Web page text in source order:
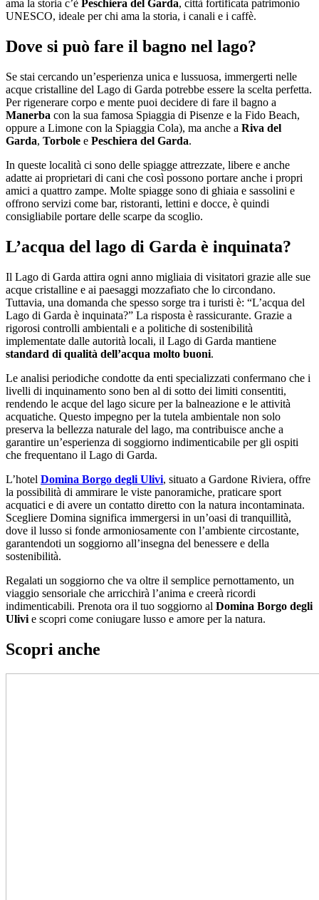
ama la storia c’è Peschiera del Garda, città fortificata patrimonio
UNESCO, ideale per chi ama la storia, i canali e i caffè.
Dove si può fare il bagno nel lago?
Se stai cercando un’esperienza unica e lussuosa, immergerti nelle
acque cristalline del Lago di Garda potrebbe essere la scelta perfetta.
Per rigenerare corpo e mente puoi decidere di fare il bagno a
Manerba con la sua famosa Spiaggia di Pisenze e la Fido Beach,
oppure a Limone con la Spiaggia Cola), ma anche a Riva del
Garda, Torbole e Peschiera del Garda.
In queste località ci sono delle spiagge attrezzate, libere e anche
adatte ai proprietari di cani che così possono portare anche i propri
amici a quattro zampe. Molte spiagge sono di ghiaia e sassolini e
offrono servizi come bar, ristoranti, lettini e docce, è quindi
consigliabile portare delle scarpe da scoglio.
L’acqua del lago di Garda è inquinata?
Il Lago di Garda attira ogni anno migliaia di visitatori grazie alle sue
acque cristalline e ai paesaggi mozzafiato che lo circondano.
Tuttavia, una domanda che spesso sorge tra i turisti è: “L’acqua del
Lago di Garda è inquinata?” La risposta è rassicurante. Grazie a
rigorosi controlli ambientali e a politiche di sostenibilità
implementate dalle autorità locali, il Lago di Garda mantiene
standard di qualità dell’acqua molto buoni.
Le analisi periodiche condotte da enti specializzati confermano che i
livelli di inquinamento sono ben al di sotto dei limiti consentiti,
rendendo le acque del lago sicure per la balneazione e le attività
acquatiche. Questo impegno per la tutela ambientale non solo
preserva la bellezza naturale del lago, ma contribuisce anche a
garantire un’esperienza di soggiorno indimenticabile per gli ospiti
che frequentano il Lago di Garda.
L’hotel Domina Borgo degli Ulivi, situato a Gardone Riviera, offre
la possibilità di ammirare le viste panoramiche, praticare sport
acquatici e di avere un contatto diretto con la natura incontaminata.
Scegliere Domina significa immergersi in un’oasi di tranquillità,
dove il lusso si fonde armoniosamente con l’ambiente circostante,
garantendoti un soggiorno all’insegna del benessere e della
sostenibilità.
Regalati un soggiorno che va oltre il semplice pernottamento, un
viaggio sensoriale che arricchirà l’anima e creerà ricordi
indimenticabili. Prenota ora il tuo soggiorno al Domina Borgo degli
Ulivi e scopri come coniugare lusso e amore per la natura.
Scopri anche